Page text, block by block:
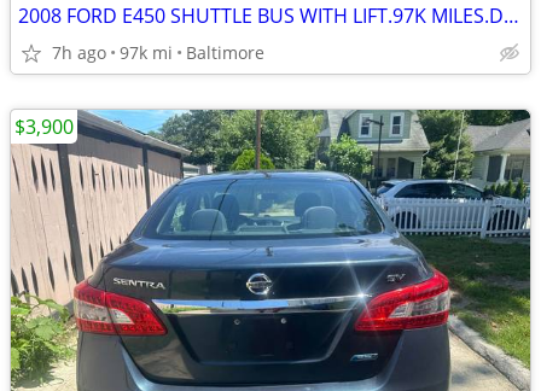
2008 FORD E450 SHUTTLE BUS WITH LIFT.97K MILES.DRIVES GREAT.NO ISSUES.
7h ago 97k mi Baltimore
$3,900